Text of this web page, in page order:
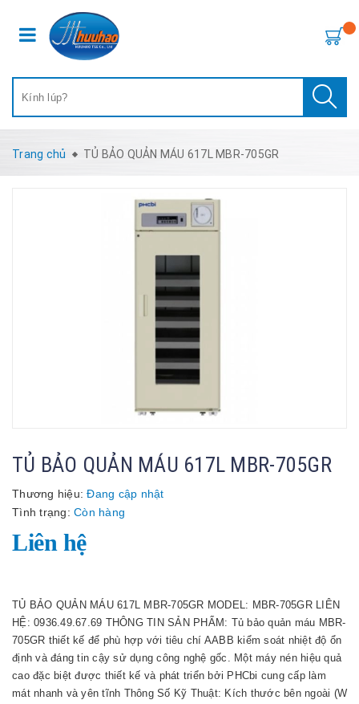
Trang chủ TỦ BẢO QUẢN MÁU 617L MBR-705GR
TỦ BẢO QUẢN MÁU 617L MBR-705GR
Thương hiệu: Đang cập nhật
Tình trạng: Còn hàng
Liên hệ
TỦ BẢO QUẢN MÁU 617L MBR-705GR MODEL: MBR-705GR LIÊN
HỆ: 0936.49.67.69 THÔNG TIN SẢN PHẨM: Tủ bảo quản máu MBR-
705GR thiết kế để phù hợp với tiêu chí AABB kiểm soát nhiệt độ ổn
định và đáng tin cậy sử dụng công nghệ gốc. Một máy nén hiệu quả
cao đặc biệt được thiết kế và phát triển bởi PHCbi cung cấp làm
mát nhanh và yên tĩnh Thông Số Kỹ Thuật: Kích thước bên ngoài (W